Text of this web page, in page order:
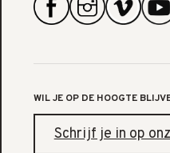
WIL JE OP DE HOOGTE
Schrijf je in op